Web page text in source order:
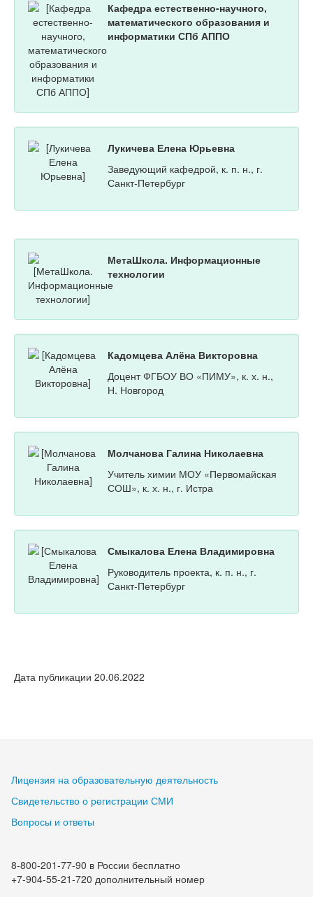
Кафедра естественно-научного,
математического образования и
информатики СПб АППО
Лукичева Елена Юрьевна
Заведующий кафедрой, к. п. н., г.
Санкт-Петербург
МетаШкола. Информационные
технологии
Кадомцева Алёна Викторовна
Доцент ФГБОУ ВО «ПИМУ», к. х. н.,
Н. Новгород
Молчанова Галина Николаевна
Учитель химии МОУ «Первомайская
СОШ», к. х. н., г. Истра
Смыкалова Елена Владимировна
Руководитель проекта, к. п. н., г.
Санкт-Петербург
Дата публикации 20.06.2022
Лицензия на образовательную деятельность
Свидетельство о регистрации СМИ
Вопросы и ответы
8-800-201-77-90 в России бесплатно
+7-904-55-21-720 дополнительный номер